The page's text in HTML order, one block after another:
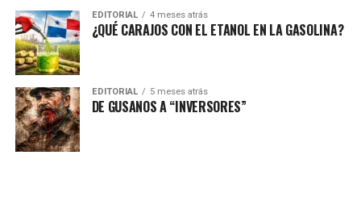
EDITORIAL 4 meses atrás
¿QUÉ CARAJOS CON EL ETANOL EN LA GASOLINA?
EDITORIAL 5 meses atrás
DE GUSANOS A “INVERSORES”